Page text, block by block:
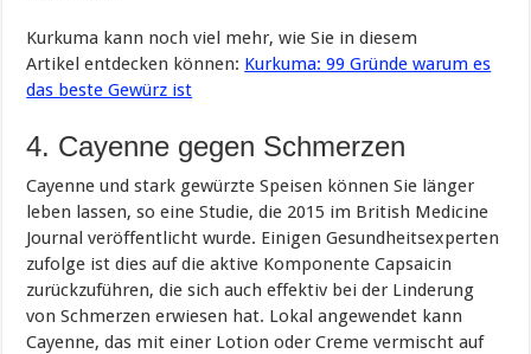
Kurkuma kann noch viel mehr, wie Sie in diesem
Artikel entdecken können: Kurkuma: 99 Gründe warum es
das beste Gewürz ist
4. Cayenne gegen Schmerzen
Cayenne und stark gewürzte Speisen können Sie länger
leben lassen, so eine Studie, die 2015 im British Medicine
Journal veröffentlicht wurde. Einigen Gesundheitsexperten
zufolge ist dies auf die aktive Komponente Capsaicin
zurückzuführen, die sich auch effektiv bei der Linderung
von Schmerzen erwiesen hat. Lokal angewendet kann
Cayenne, das mit einer Lotion oder Creme vermischt auf